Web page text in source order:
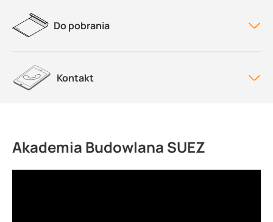
Do pobrania
Kontakt
Akademia Budowlana SUEZ